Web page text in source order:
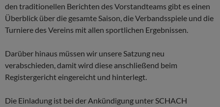
den traditionellen Berichten des Vorstandteams gibt es einen
Überblick über die gesamte Saison, die Verbandsspiele und die
Turniere des Vereins mit allen sportlichen Ergebnissen.
Darüber hinaus müssen wir unsere Satzung neu
verabschieden, damit wird diese anschließend beim
Registergericht eingereicht und hinterlegt.
Die Einladung ist bei der Ankündigung unter SCHACH